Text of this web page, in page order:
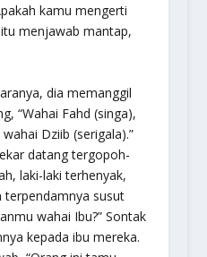
kamu mengerti
menjawab mantap,
dia memanggil
“Wahai Fahd (singa),
Dziib (serigala).”
datang tergopoh-
laki-laki terhenyak,
terpendamnya susut
wahai Ibu?” Sontak
kepada ibu mereka.